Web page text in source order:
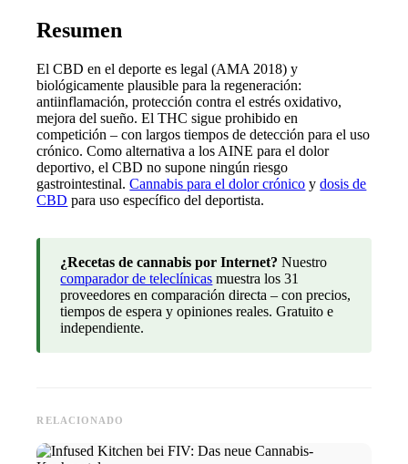
Resumen
El CBD en el deporte es legal (AMA 2018) y
biológicamente plausible para la regeneración:
antiinflamación, protección contra el estrés oxidativo,
mejora del sueño. El THC sigue prohibido en
competición – con largos tiempos de detección para el uso
crónico. Como alternativa a los AINE para el dolor
deportivo, el CBD no supone ningún riesgo
gastrointestinal.Cannabis para el dolor crónico ydosis de
CBD para uso específico del deportista.
¿Recetas de cannabis por Internet? Nuestro
comparador de teleclínicas muestra los 31
proveedores en comparación directa – con precios,
tiempos de espera y opiniones reales. Gratuito e
independiente.
RELACIONADO